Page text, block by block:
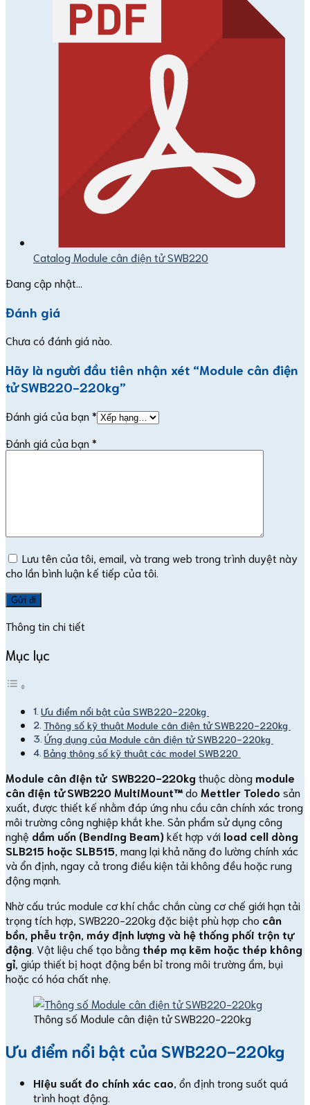
Catalog Module cân điện tử SWB220
Đang cập nhật...
Đánh giá
Chưa có đánh giá nào.
Hãy là người đầu tiên nhận xét “Module cân điện
tử SWB220-220kg”
Đánh giá của bạn *
Đánh giá của bạn *
Lưu tên của tôi, email, và trang web trong trình duyệt này
cho lần bình luận kế tiếp của tôi.
Thông tin chi tiết
Mục lục
Ưu điểm nổi bật của SWB220-220kg
Thông số kỹ thuật Module cân điện tử SWB220-220kg
Ứng dụng của Module cân điện tử SWB220-220kg
Bảng thông số kỹ thuật các model SWB220
Module cân điện tử SWB220-220kgthuộc dòngmodule
cân điện tử SWB220 MultiMount™do Mettler Toledo sản
xuất, được thiết kế nhằm đáp ứng nhu cầu cân chính xác trong
môi trường công nghiệp khắt khe. Sản phẩm sử dụng công
nghệ dầm uốn (Bending Beam)kết hợp với load cell dòng
SLB215 hoặc SLB515 , mang lại khả năng đo lường chính xác
và ổn định, ngay cả trong điều kiện tải không đều hoặc rung
động mạnh.
Nhờ cấu trúc module cơ khí chắc chắn cùng cơ chế giới hạn tải
trọng tích hợp, SWB220-220kg đặc biệt phù hợp cho cân
bồn, phễu trộn, máy định lượng và hệ thống phối trộn tự
động . Vật liệu chế tạo bằngthép mạ kẽm hoặc thép không
gỉ, giúp thiết bị hoạt động bền bỉ trong môi trường ẩm, bụi
hoặc có hóa chất nhẹ.
Thông số Module cân điện tử SWB220-220kg
Ưu điểm nổi bật của SWB220-220kg
Hiệu suất đo chính xác cao , ổn định trong suốt quá
trình hoạt động.